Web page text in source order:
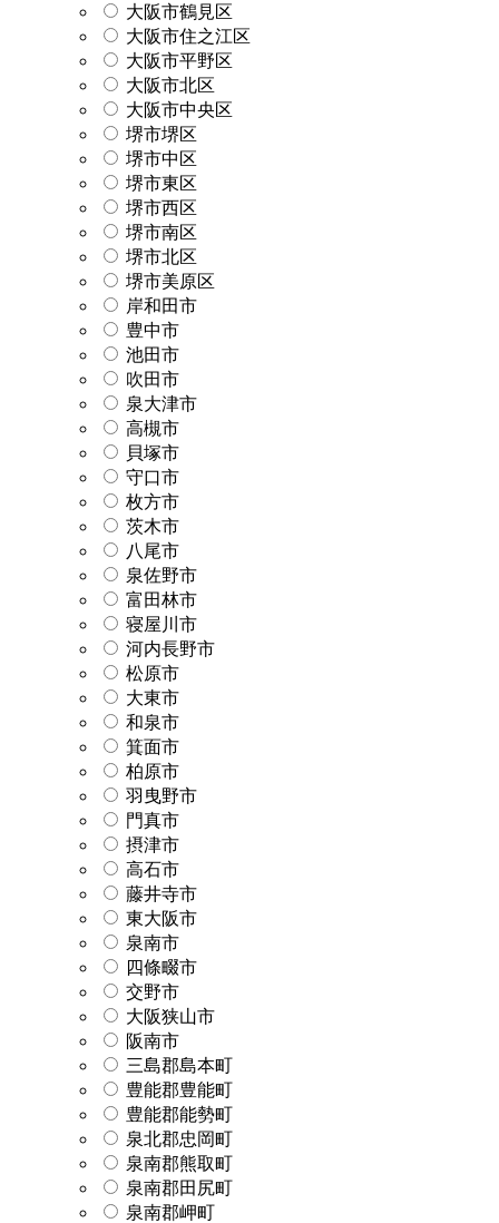
大阪市鶴見区
大阪市住之江区
大阪市平野区
大阪市北区
大阪市中央区
堺市堺区
堺市中区
堺市東区
堺市西区
堺市南区
堺市北区
堺市美原区
岸和田市
豊中市
池田市
吹田市
泉大津市
高槻市
貝塚市
守口市
枚方市
茨木市
八尾市
泉佐野市
富田林市
寝屋川市
河内長野市
松原市
大東市
和泉市
箕面市
柏原市
羽曳野市
門真市
摂津市
高石市
藤井寺市
東大阪市
泉南市
四條畷市
交野市
大阪狭山市
阪南市
三島郡島本町
豊能郡豊能町
豊能郡能勢町
泉北郡忠岡町
泉南郡熊取町
泉南郡田尻町
泉南郡岬町